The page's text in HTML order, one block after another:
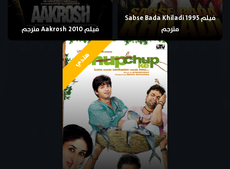
فيلم Sabse Bada Khiladi 1995
مترجم
فيلم Aakrosh 2010 مترجم
هندي